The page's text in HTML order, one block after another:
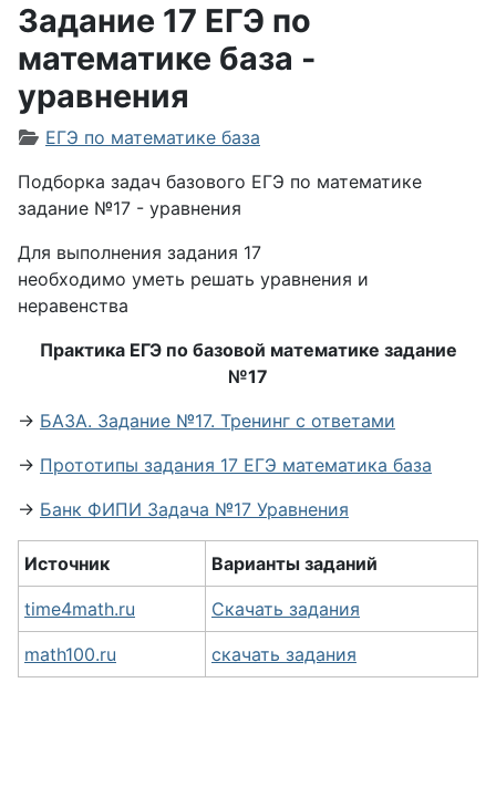
Задание 17 ЕГЭ по
математике база -
уравнения
Информация о материале
ЕГЭ по математике база
Подборка задач базового ЕГЭ по математике
задание №17 - уравнения
Для выполнения задания 17
необходимо уметь решать уравнения и
неравенства
Практика ЕГЭ по базовой математике задание
№17
→ БАЗА. Задание №17. Тренинг с ответами
→ Прототипы задания 17 ЕГЭ математика база
→ Банк ФИПИ Задача №17 Уравнения
Источник Варианты заданий
time4math.ru Скачать задания
math100.ru скачать задания